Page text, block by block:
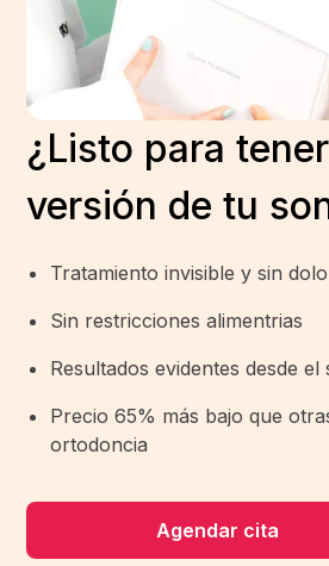
¿Listo para
versión de tu
Tratamiento invisible y sin
Sin restricciones alimentrias
Resultados evidentes desde el
Precio 65% más bajo que
ortodoncia
Agendar cita